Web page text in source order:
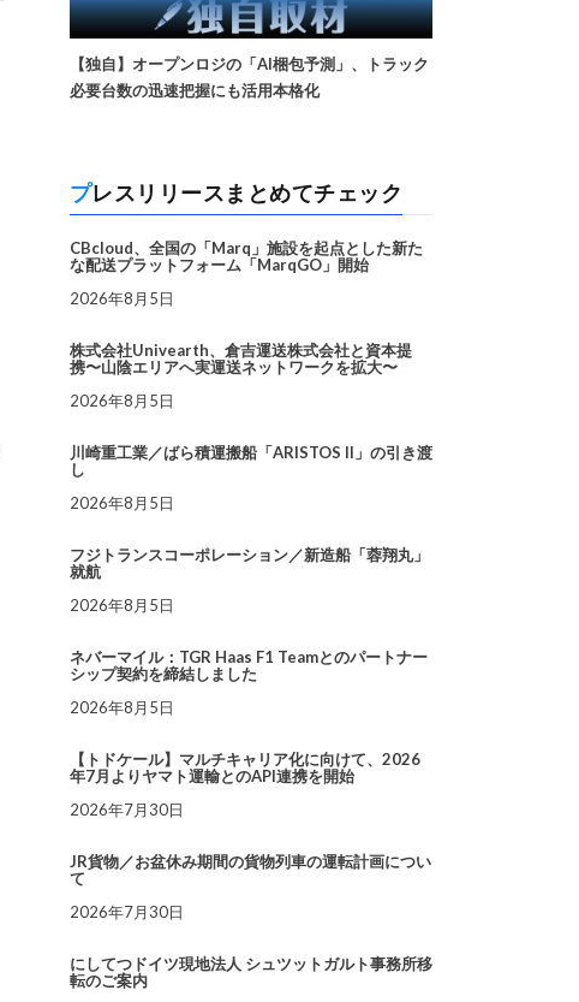
【独自】オープンロジの「AI梱包予測」、トラック
必要台数の迅速把握にも活用本格化
プレスリリースまとめてチェック
CBcloud、全国の「Marq」施設を起点とした新た
な配送プラットフォーム「MarqGO」開始
2026年8月5日
株式会社Univearth、倉吉運送株式会社と資本提
携〜山陰エリアへ実運送ネットワークを拡大〜
2026年8月5日
川崎重工業／ばら積運搬船「ARISTOS II」の引き渡
し
2026年8月5日
フジトランスコーポレーション／新造船「蓉翔丸」
就航
2026年8月5日
ネバーマイル：TGR Haas F1 Teamとのパートナー
シップ契約を締結しました
2026年8月5日
【トドケール】マルチキャリア化に向けて、2026
年7月よりヤマト運輸とのAPI連携を開始
2026年7月30日
JR貨物／お盆休み期間の貨物列車の運転計画につい
て
2026年7月30日
にしてつドイツ現地法人 シュツットガルト事務所移
転のご案内